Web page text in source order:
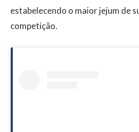
estabelecendo o maior jejum de
competição.